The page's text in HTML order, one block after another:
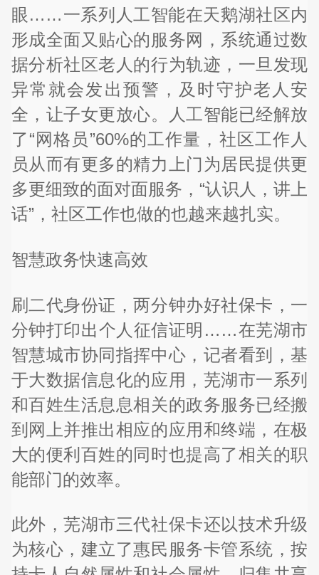
眼……一系列人工智能在天鹅湖社区内
形成全面又贴心的服务网，系统通过数
据分析社区老人的行为轨迹，一旦发现
异常就会发出预警，及时守护老人安
全，让子女更放心。人工智能已经解放
了“网格员”60%的工作量，社区工作人
员从而有更多的精力上门为居民提供更
多更细致的面对面服务，“认识人，讲上
话”，社区工作也做的也越来越扎实。
智慧政务快速高效
刷二代身份证，两分钟办好社保卡，一
分钟打印出个人征信证明……在芜湖市
智慧城市协同指挥中心，记者看到，基
于大数据信息化的应用，芜湖市一系列
和百姓生活息息相关的政务服务已经搬
到网上并推出相应的应用和终端，在极
大的便利百姓的同时也提高了相关的职
能部门的效率。
此外，芜湖市三代社保卡还以技术升级
为核心，建立了惠民服务卡管系统，按